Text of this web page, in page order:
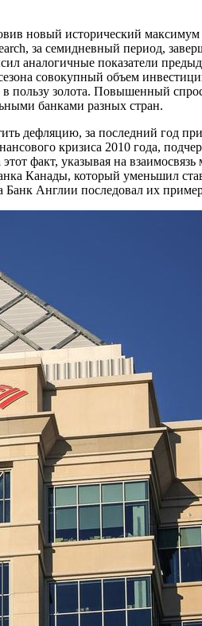
новый исторический
за семидневный период,
аналогичные показатели
совокупный объем
пользу золота. Повышенный
банками разных стран.
дефляцию, за последний год
кризиса 2010 года,
факт, указывая на
Канады, который уменьшил
Англии последовал их